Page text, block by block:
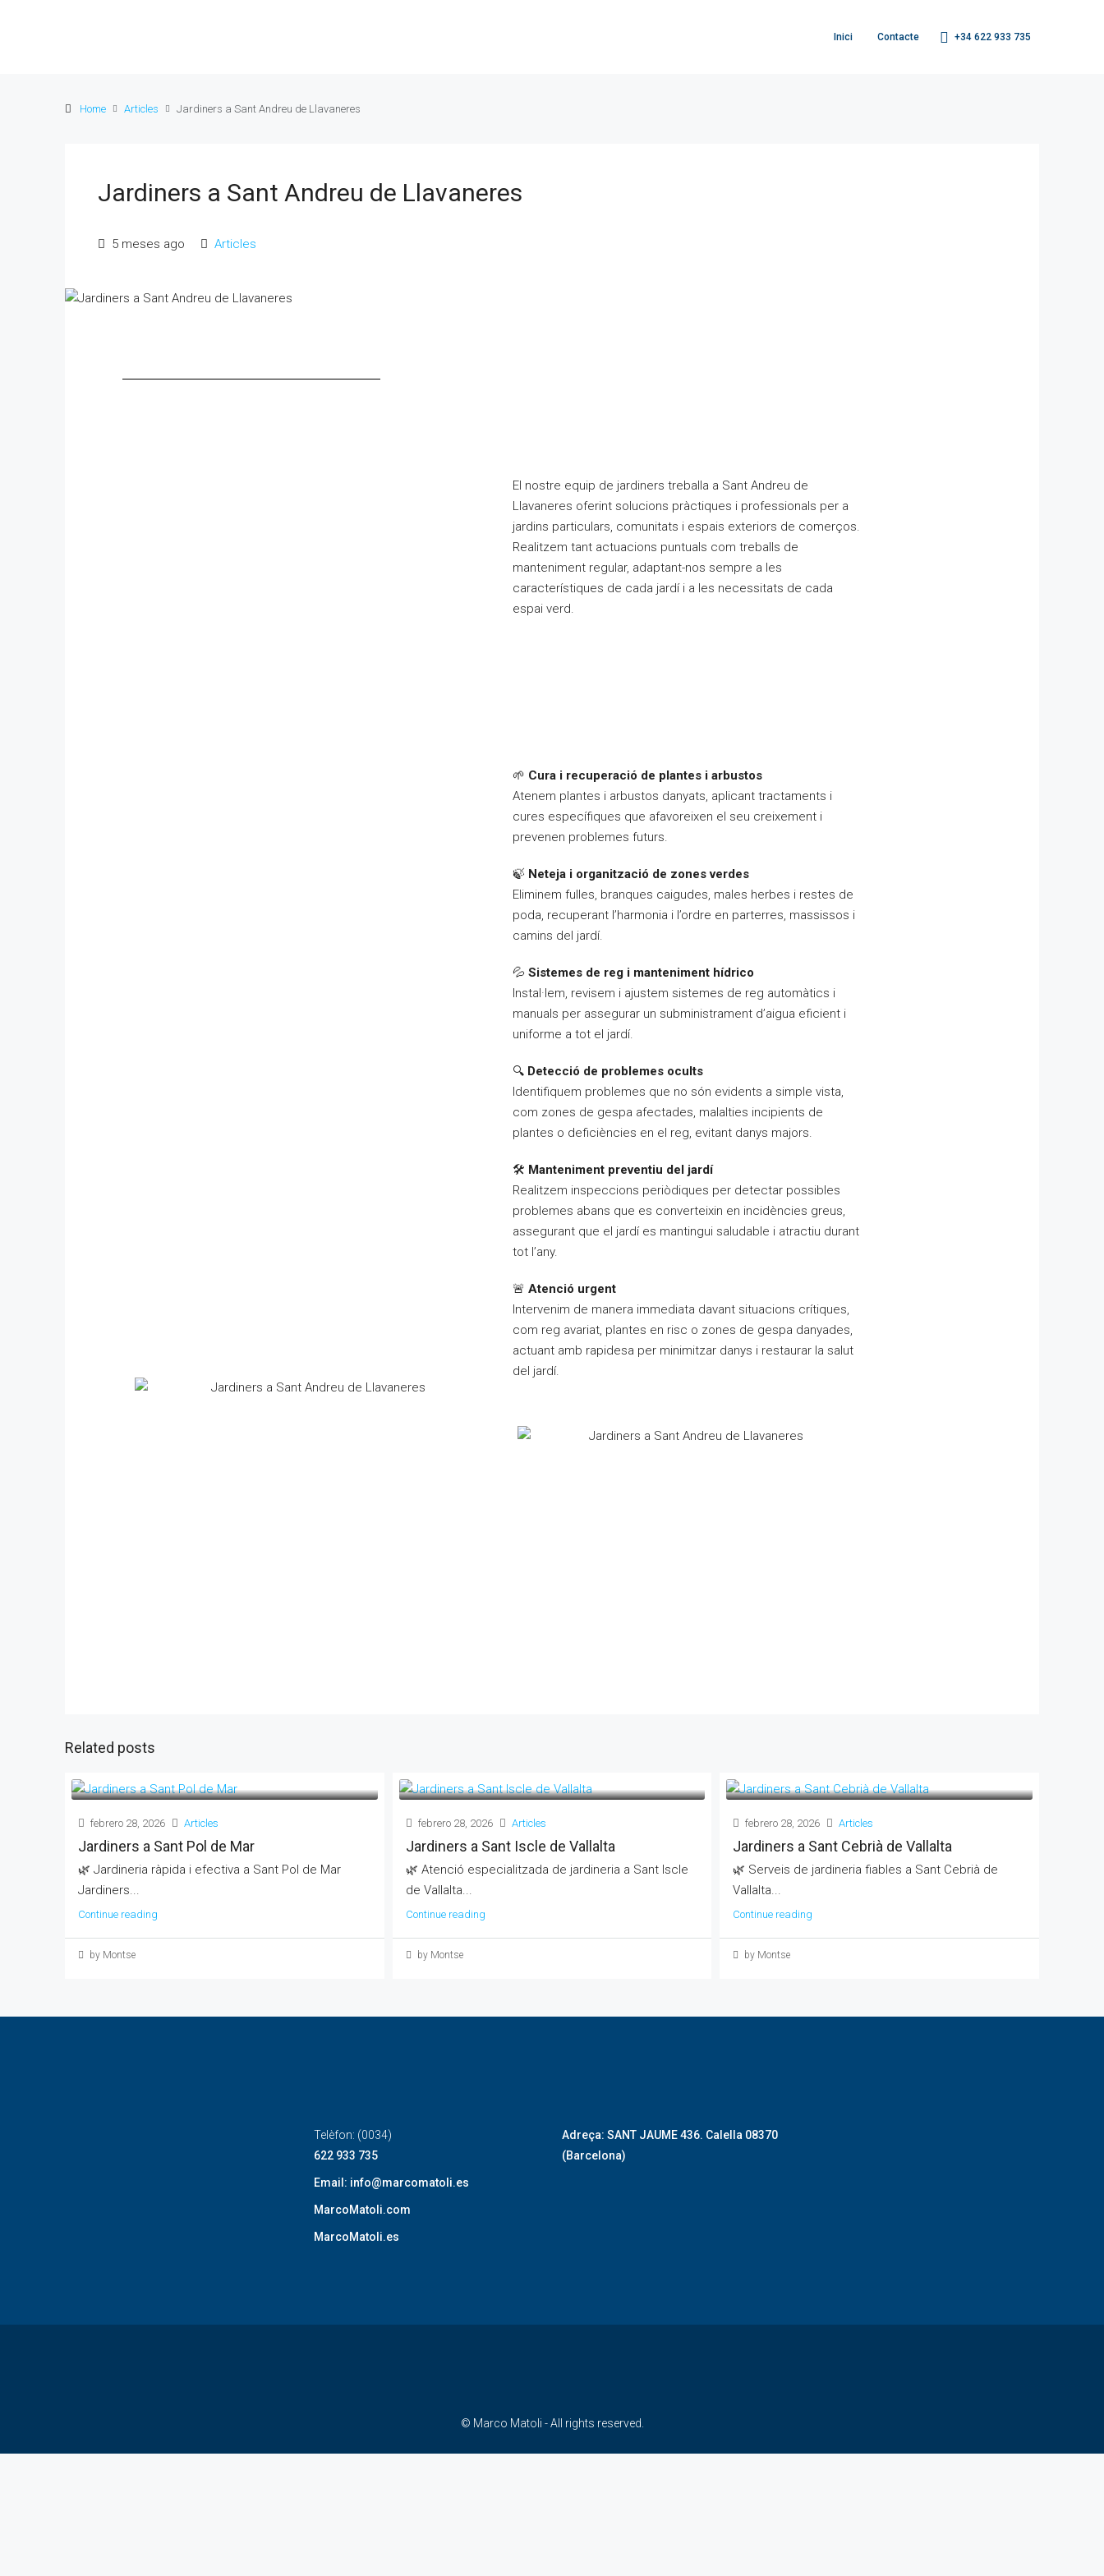
Inici Contacte +34 622 933 735
Home Articles Jardiners a Sant Andreu de Llavaneres
Jardiners a Sant Andreu de Llavaneres
5 meses ago Articles
El nostre equip de jardiners treballa a Sant Andreu de
Llavaneres oferint solucions pràctiques i professionals per a
jardins particulars, comunitats i espais exteriors de comerços.
Realitzem tant actuacions puntuals com treballs de
manteniment regular, adaptant-nos sempre a les
característiques de cada jardí i a les necessitats de cada
espai verd.
🌱 Cura i recuperació de plantes i arbustos
Atenem plantes i arbustos danyats, aplicant tractaments i
cures específiques que afavoreixen el seu creixement i
prevenen problemes futurs.
🍃 Neteja i organització de zones verdes
Eliminem fulles, branques caigudes, males herbes i restes de
poda, recuperant l’harmonia i l’ordre en parterres, massissos i
camins del jardí.
💦 Sistemes de reg i manteniment hídrico
Instal·lem, revisem i ajustem sistemes de reg automàtics i
manuals per assegurar un subministrament d’aigua eficient i
uniforme a tot el jardí.
🔍 Detecció de problemes ocults
Identifiquem problemes que no són evidents a simple vista,
com zones de gespa afectades, malalties incipients de
plantes o deficiències en el reg, evitant danys majors.
🛠️ Manteniment preventiu del jardí
Realitzem inspeccions periòdiques per detectar possibles
problemes abans que es converteixin en incidències greus,
assegurant que el jardí es mantingui saludable i atractiu durant
tot l’any.
🚨 Atenció urgent
Intervenim de manera immediata davant situacions crítiques,
com reg avariat, plantes en risc o zones de gespa danyades,
actuant amb rapidesa per minimitzar danys i restaurar la salut
del jardí.
Related posts
febrero 28, 2026 Articles
Jardiners a Sant Pol de Mar
🌿 Jardineria ràpida i efectiva a Sant Pol de Mar
Jardiners...
Continue reading
by Montse
febrero 28, 2026 Articles
Jardiners a Sant Iscle de Vallalta
🌿 Atenció especialitzada de jardineria a Sant Iscle
de Vallalta...
Continue reading
by Montse
febrero 28, 2026 Articles
Jardiners a Sant Cebrià de Vallalta
🌿 Serveis de jardineria fiables a Sant Cebrià de
Vallalta...
Continue reading
by Montse
Telèfon: (0034)
622 933 735
Email: info@marcomatoli.es
MarcoMatoli.com
MarcoMatoli.es
Adreça: SANT JAUME 436. Calella 08370
(Barcelona)
© Marco Matoli - All rights reserved.